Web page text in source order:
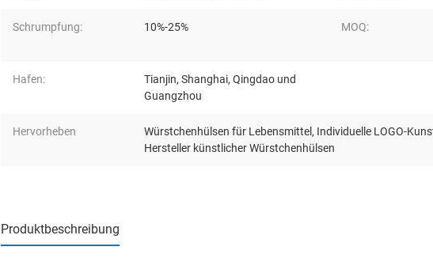
Schrumpfung: 10%-25% MOQ:
Hafen:
Tianjin, Shanghai, Qingdao und
Guangzhou
Hervorheben Würstchenhülsen für Lebensmittel , Individuelle LOGO-
Hersteller künstlicher Würstchenhülsen
Produktbeschreibung